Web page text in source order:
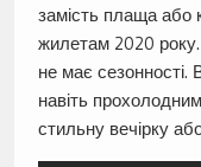
замість плаща або
жилетам 2020 року.
не має
навіть
стильну вечірку